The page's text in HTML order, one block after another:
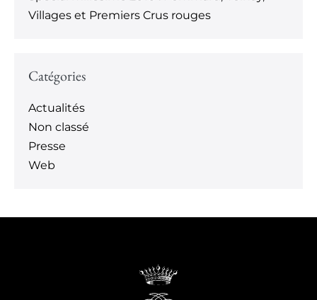
Villages et Premiers Crus rouges
Catégories
Actualités
Non classé
Presse
Web